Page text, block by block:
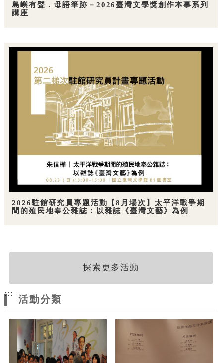
島嶼有聲．母語筆跡－2026臺灣文學獎創作本事系列
講座
2026駐館研究員專題活動【8月場次】太平洋戰爭期
間的殖民地奉公雜誌：以雜誌《臺灣文藝》為例
探索更多活動
:::
活動分類